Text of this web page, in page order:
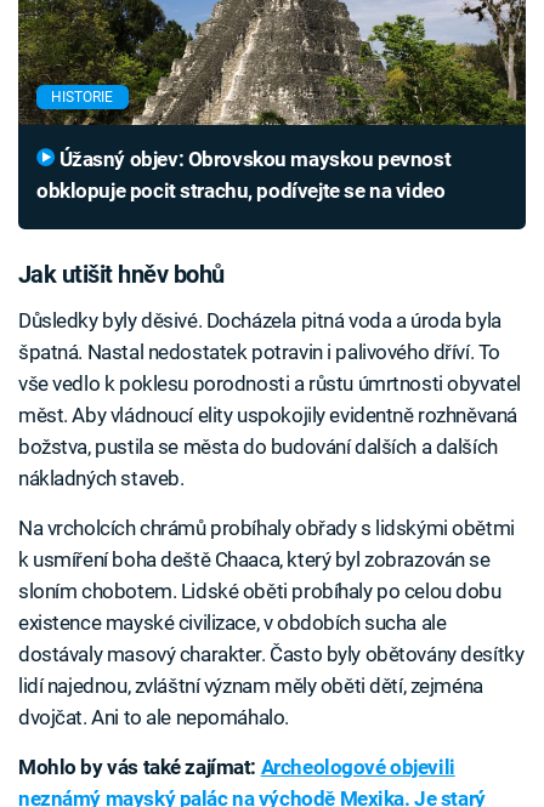
HISTORIE
obklopuje pocit strachu, podívejte se na video
Jak utišit hněv bohů
Důsledky byly děsivé. Docházela pitná voda a úroda byla
špatná. Nastal nedostatek potravin i palivového dříví. To
vše vedlo k poklesu porodnosti a růstu úmrtnosti obyvatel
měst. Aby vládnoucí elity uspokojily evidentně rozhněvaná
božstva, pustila se města do budování dalších a dalších
nákladných staveb.
Na vrcholcích chrámů probíhaly obřady s lidskými obětmi
k usmíření boha deště Chaaca, který byl zobrazován se
sloním chobotem. Lidské oběti probíhaly po celou dobu
existence mayské civilizace, v obdobích sucha ale
dostávaly masový charakter. Často byly obětovány desítky
lidí najednou, zvláštní význam měly oběti dětí, zejména
dvojčat. Ani to ale nepomáhalo.
Mohlo by vás také zajímat: Archeologové objevili
neznámý mayský palác na východě Mexika. Je starý